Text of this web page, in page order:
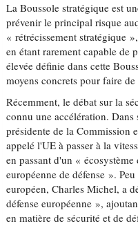
La Boussole stratégique est
prévenir le principal risque
« rétrécissement stratégique
en étant rarement capable de
élevée définie dans cette
moyens concrets pour faire
Récemment, le débat sur la
connu une accélération.
présidente de la Commission
appelé l'UE à passer à la
en passant d'un «
européenne de défense ».
européen, Charles Michel, a
défense européenne »,
en matière de sécurité et de